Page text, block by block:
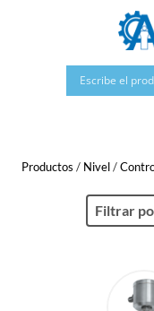
Productos / Nivel/
Filtrar